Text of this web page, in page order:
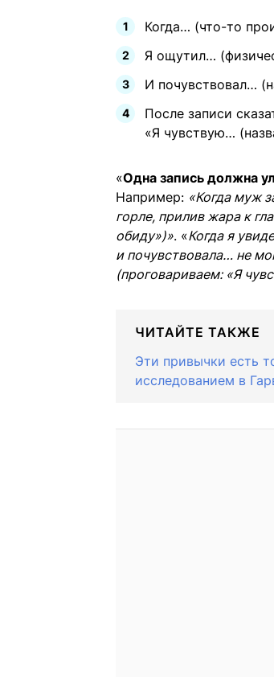
Когда… (что-то
Я ощутил…
И почувствовал…
После записи
«Я чувствую…
«Одна запись должна
Например: «Когда муж
горле, прилив жара к
обиду»)». «Когда я
и почувствовала… не
(проговариваем: «Я
ЧИТАЙТЕ ТАКЖЕ
Эти привычки есть
исследованием в